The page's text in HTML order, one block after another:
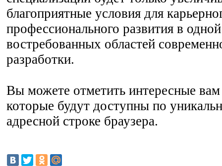
благоприятные условия для
профессионального развития в
востребованных областей
разработки.
Вы можете отметить интересные
которые будут доступны по
адресной строке браузера.